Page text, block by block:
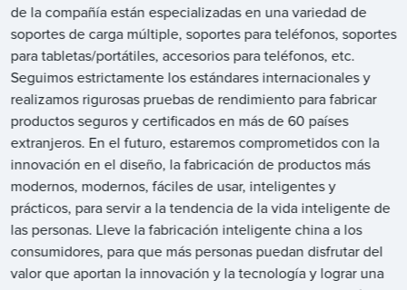
de la compañía están especializadas en una variedad de
soportes de carga múltiple, soportes para teléfonos, soportes
para tabletas/portátiles, accesorios para teléfonos, etc.
Seguimos estrictamente los estándares internacionales y
realizamos rigurosas pruebas de rendimiento para fabricar
productos seguros y certificados en más de 60 países
extranjeros. En el futuro, estaremos comprometidos con la
innovación en el diseño, la fabricación de productos más
modernos, modernos, fáciles de usar, inteligentes y
prácticos, para servir a la tendencia de la vida inteligente de
las personas. Lleve la fabricación inteligente china a los
consumidores, para que más personas puedan disfrutar del
valor que aportan la innovación y la tecnología y lograr una